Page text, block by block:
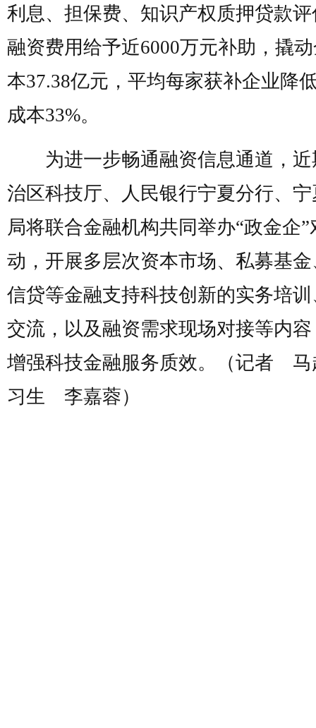
利息、担保费、知识产权质押贷款
融资费用给予近6000万元补助，撬
本37.38亿元，平均每家获补企业降
成本33%。
为进一步畅通融资信息通道，近
治区科技厅、人民银行宁夏分行、
局将联合金融机构共同举办“政金企”
动，开展多层次资本市场、私募基
信贷等金融支持科技创新的实务培
交流，以及融资需求现场对接等内
增强科技金融服务质效。（记者
习生 李嘉蓉）